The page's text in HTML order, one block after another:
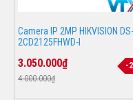
Camera IP 2MP HIKVISION DS-
2CD2125FHWD-I
3.050.000₫
4.000.000₫
-